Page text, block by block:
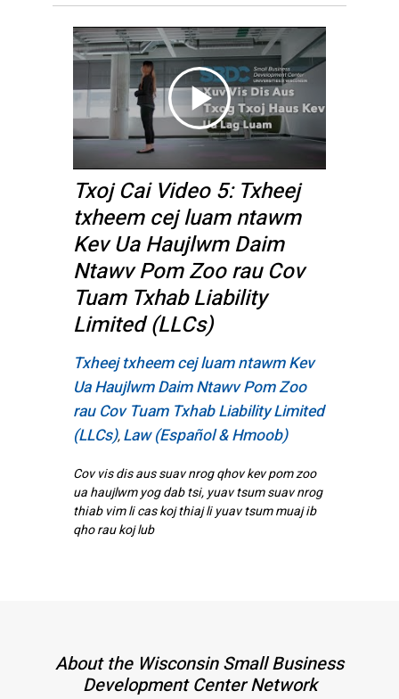
Txoj Cai Video 5: Txheej
txheem cej luam ntawm
Kev Ua Haujlwm Daim
Ntawv Pom Zoo rau Cov
Tuam Txhab Liability
Limited (LLCs)
Txheej txheem cej luam ntawm Kev
Ua Haujlwm Daim Ntawv Pom Zoo
rau Cov Tuam Txhab Liability Limited
(LLCs),Law (Español & Hmoob)
Cov vis dis aus suav nrog qhov kev pom zoo
ua haujlwm yog dab tsi, yuav tsum suav nrog
thiab vim li cas koj thiaj li yuav tsum muaj ib
qho rau koj lub
About the Wisconsin Small Business
Development Center Network